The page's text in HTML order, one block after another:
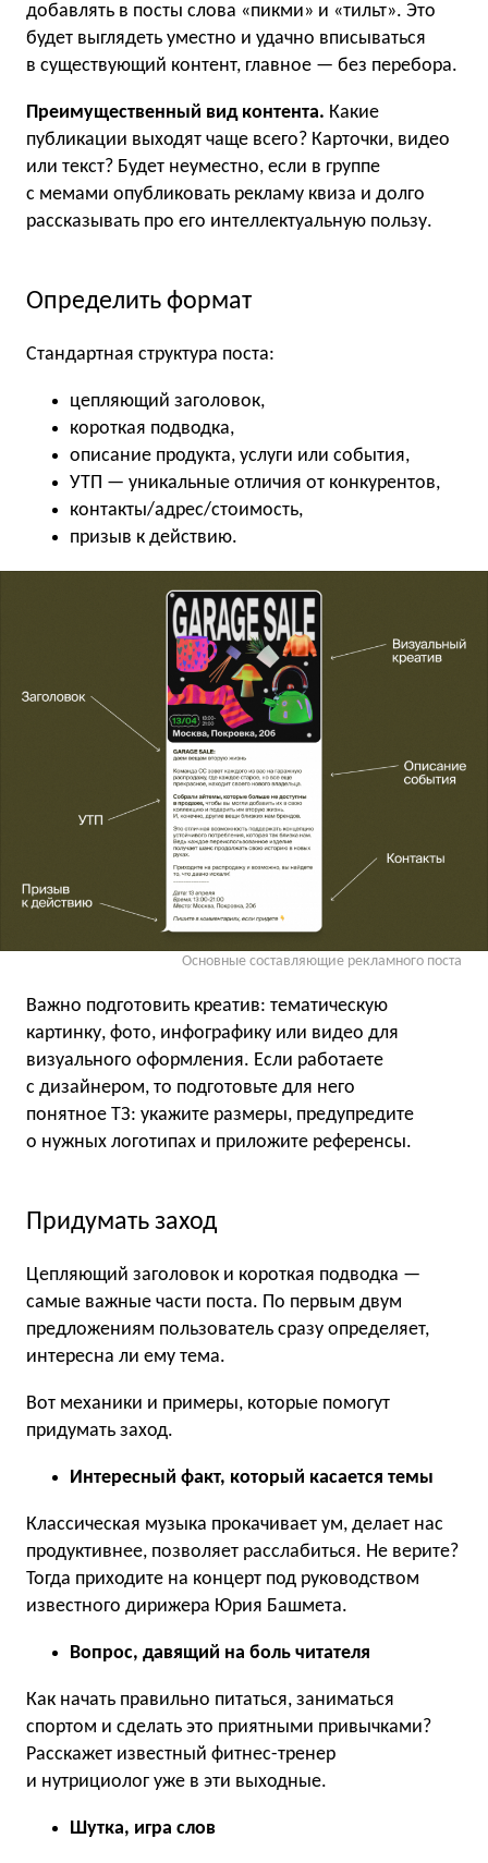
добавлять в посты слова «пикми» и «тильт». Это
будет выглядеть уместно и удачно вписываться
в существующий контент, главное — без перебора.
Преимущественный вид контента. Какие
публикации выходят чаще всего? Карточки, видео
или текст? Будет неуместно, если в группе
с мемами опубликовать рекламу квиза и долго
рассказывать про его интеллектуальную пользу.
Определить формат
Стандартная структура поста:
цепляющий заголовок,
короткая подводка,
описание продукта, услуги или события,
УТП — уникальные отличия от конкурентов,
контакты/адрес/стоимость,
призыв к действию.
Основные составляющие рекламного поста
Важно подготовить креатив: тематическую
картинку, фото, инфографику или видео для
визуального оформления. Если работаете
с дизайнером, то подготовьте для него
понятное ТЗ: укажите размеры, предупредите
о нужных логотипах и приложите референсы.
Придумать заход
Цепляющий заголовок и короткая подводка —
самые важные части поста. По первым двум
предложениям пользователь сразу определяет,
интересна ли ему тема.
Вот механики и примеры, которые помогут
придумать заход.
Интересный факт, который касается темы
Классическая музыка прокачивает ум, делает нас
продуктивнее, позволяет расслабиться. Не верите?
Тогда приходите на концерт под руководством
известного дирижера Юрия Башмета.
Вопрос, давящий на боль читателя
Как начать правильно питаться, заниматься
спортом и сделать это приятными привычками?
Расскажет известный фитнес-тренер
и нутрициолог уже в эти выходные.
Шутка, игра слов